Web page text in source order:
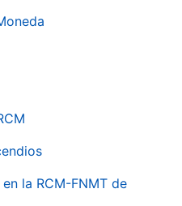
la RCM-FNMT de